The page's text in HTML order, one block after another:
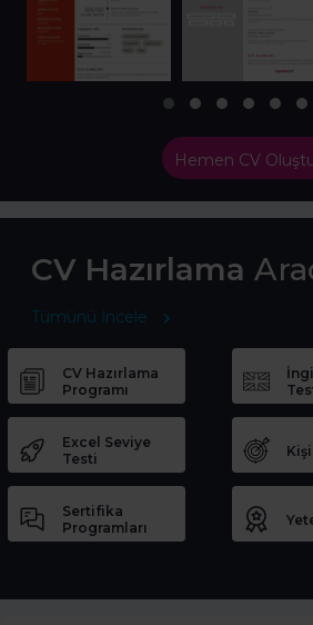
Hemen CV
CV Hazırlama
Tümünü İncele
CV Hazırlama
Programı
Excel Seviye
Testi
Sertifika
Programları